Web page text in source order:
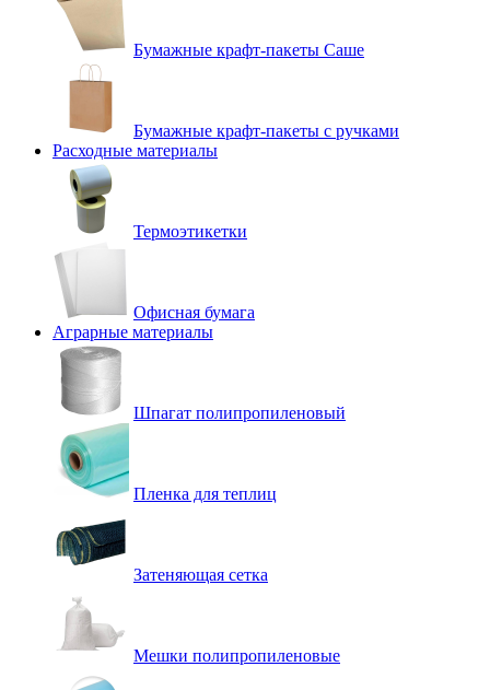
Бумажные крафт-пакеты Саше
Бумажные крафт-пакеты с ручками
Расходные материалы
Термоэтикетки
Офисная бумага
Аграрные материалы
Шпагат полипропиленовый
Пленка для теплиц
Затеняющая сетка
Мешки полипропиленовые